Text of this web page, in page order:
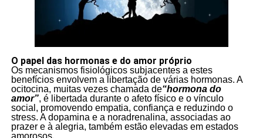
O papel das hormonas e do amor próprio
Os mecanismos fisiológicos subjacentes a estes
benefícios envolvem a libertação de várias hormonas. A
ocitocina, muitas vezes chamada de“hormona do
amor”, é libertada durante o afeto físico e o vínculo
social, promovendo empatia, confiança e reduzindo o
stress. A dopamina e a noradrenalina, associadas ao
prazer e à alegria, também estão elevadas em estados
amorosos.